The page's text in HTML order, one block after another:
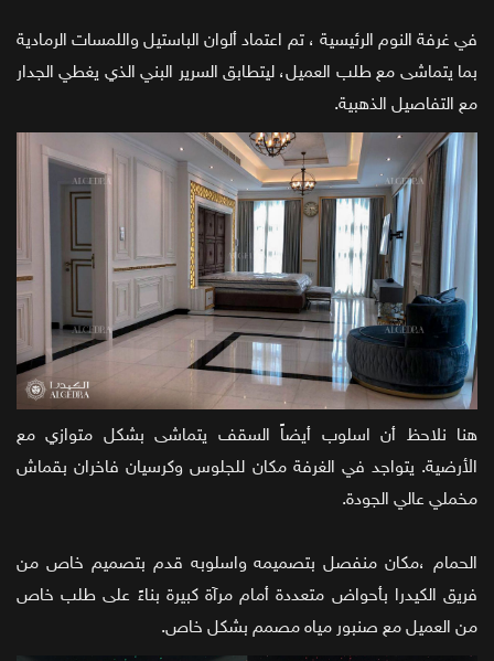
في غرفة النوم الرئيسية ، تم اعتماد ألوان الباستيل واللمسات الرمادية
بما يتماشى مع طلب العميل، ليتطابق السرير البني الذي يغطي الجدار
مع التفاصيل الذهبية.
هنا نلاحظ أن اسلوب أيضاً السقف يتماشى بشكل متوازي مع
الأرضية. يتواجد في الغرفة مكان للجلوس وكرسيان فاخران بقماش
مخملي عالي الجودة.
الحمام ،مكان منفصل بتصميمه واسلوبه قدم بتصميم خاص من
فريق الكيدرا بأحواض متعددة أمام مرآة كبيرة بناءً على طلب خاص
من العميل مع صنبور مياه مصمم بشكل خاص.